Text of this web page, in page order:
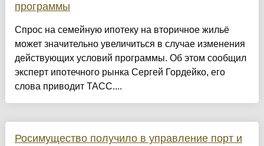
программы
Спрос на семейную ипотеку на вторичное жильё
может значительно увеличиться в случае изменения
действующих условий программы. Об этом сообщил
эксперт ипотечного рынка Сергей Гордейко, его
слова приводит ТАСС....
Росимущество получило в управление порт и